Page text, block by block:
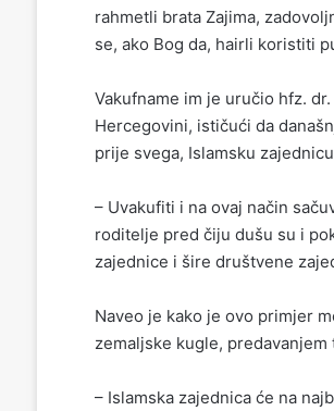
rahmetli brata Zajima,
se, ako Bog da, hairli koristiti
Vakufname im je uručio hfz.
Hercegovini, ističući da
prije svega, Islamsku
– Uvakufiti i na ovaj način
roditelje pred čiju dušu su i
zajednice i šire društvene
Naveo je kako je ovo primjer
zemaljske kugle,
– Islamska zajednica će na